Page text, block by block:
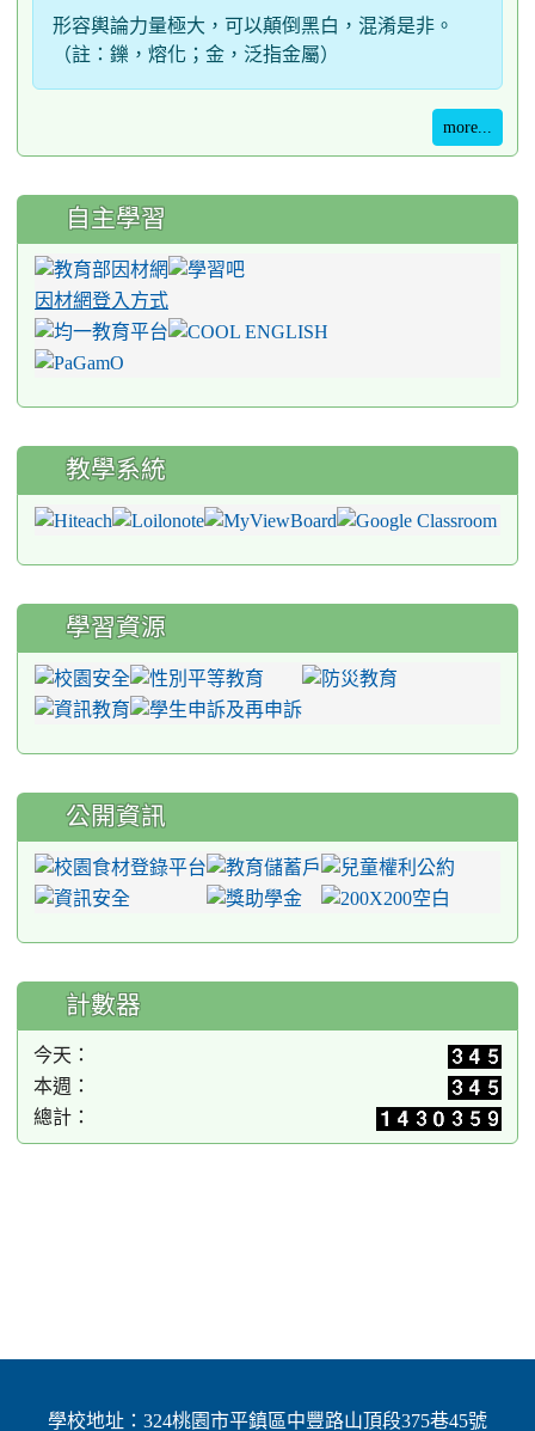
形容輿論力量極大，可以顛倒黑白，混淆是非。
（註：鑠，熔化；金，泛指金屬）
more...
自主學習
因材網登入方式
教學系統
學習資源
公開資訊
計數器
今天：
本週：
總計：
學校地址：324桃園市平鎮區中豐路山頂段375巷45號